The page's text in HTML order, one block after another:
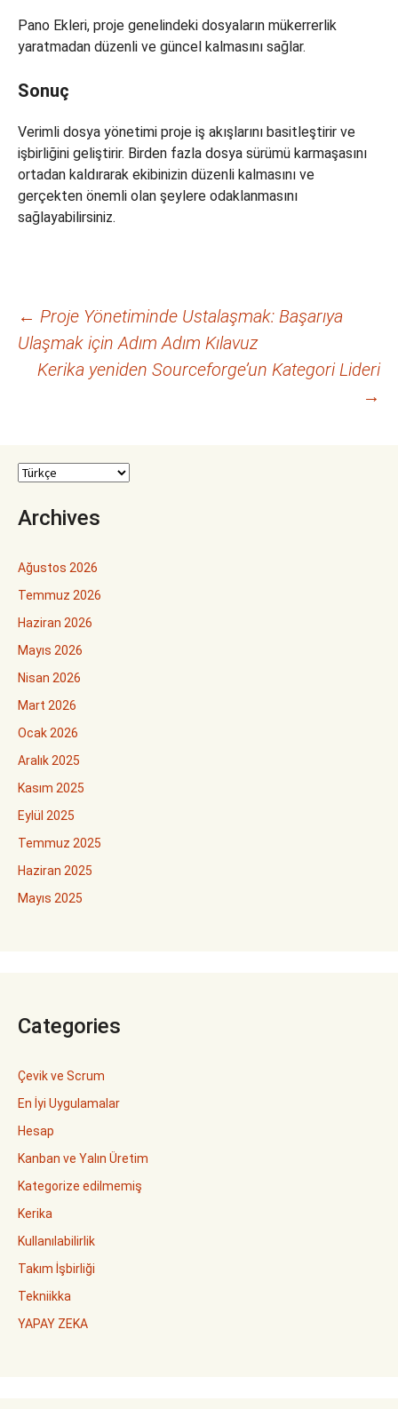
Pano Ekleri, proje genelindeki dosyaların mükerrerlik
yaratmadan düzenli ve güncel kalmasını sağlar.
Sonuç
Verimli dosya yönetimi proje iş akışlarını basitleştirir ve
işbirliğini geliştirir. Birden fazla dosya sürümü karmaşasını
ortadan kaldırarak ekibinizin düzenli kalmasını ve
gerçekten önemli olan şeylere odaklanmasını
sağlayabilirsiniz.
Yazı
dolaşımı
← Proje Yönetiminde Ustalaşmak: Başarıya
Ulaşmak için Adım Adım Kılavuz
Kerika yeniden Sourceforge’un Kategori Lideri
→
Archives
Ağustos 2026
Temmuz 2026
Haziran 2026
Mayıs 2026
Nisan 2026
Mart 2026
Ocak 2026
Aralık 2025
Kasım 2025
Eylül 2025
Temmuz 2025
Haziran 2025
Mayıs 2025
Categories
Çevik ve Scrum
En İyi Uygulamalar
Hesap
Kanban ve Yalın Üretim
Kategorize edilmemiş
Kerika
Kullanılabilirlik
Takım İşbirliği
Tekniikka
YAPAY ZEKA